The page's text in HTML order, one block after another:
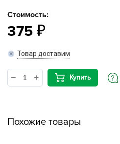
Стоимость:
375
Товар доставим
Купить
Похожие товары